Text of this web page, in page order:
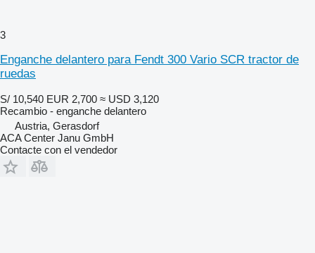
3
Enganche delantero para Fendt 300 Vario SCR tractor de
ruedas
S/ 10,540 EUR 2,700 ≈ USD 3,120
Recambio - enganche delantero
Austria, Gerasdorf
ACA Center Janu GmbH
Contacte con el vendedor